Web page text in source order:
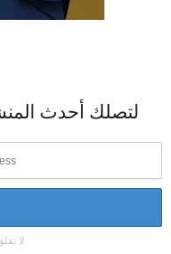
لتصلك أحدث
لا